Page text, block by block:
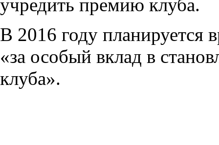
учредить премию клуба.
В 2016 году планируется
«за особый вклад в
клуба».